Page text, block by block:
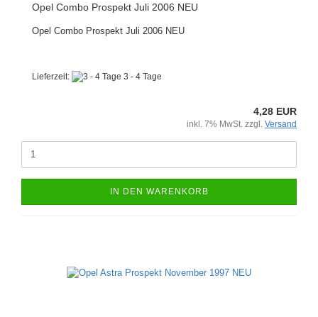
Opel Combo Prospekt Juli 2006 NEU
Opel Combo Prospekt Juli 2006 NEU
Lieferzeit: 3 - 4 Tage
4,28 EUR
inkl. 7% MwSt. zzgl. Versand
IN DEN WARENKORB